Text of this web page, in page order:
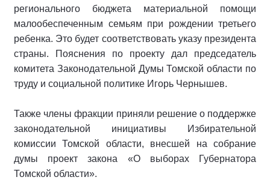
регионального бюджета материальной помощи
малообеспеченным семьям при рождении третьего
ребенка. Это будет соответствовать указу президента
страны. Пояснения по проекту дал председатель
комитета Законодательной Думы Томской области по
труду и социальной политике Игорь Чернышев.
Также члены фракции приняли решение о поддержке
законодательной инициативы Избирательной
комиссии Томской области, внесшей на собрание
думы проект закона «О выборах Губернатора
Томской области».